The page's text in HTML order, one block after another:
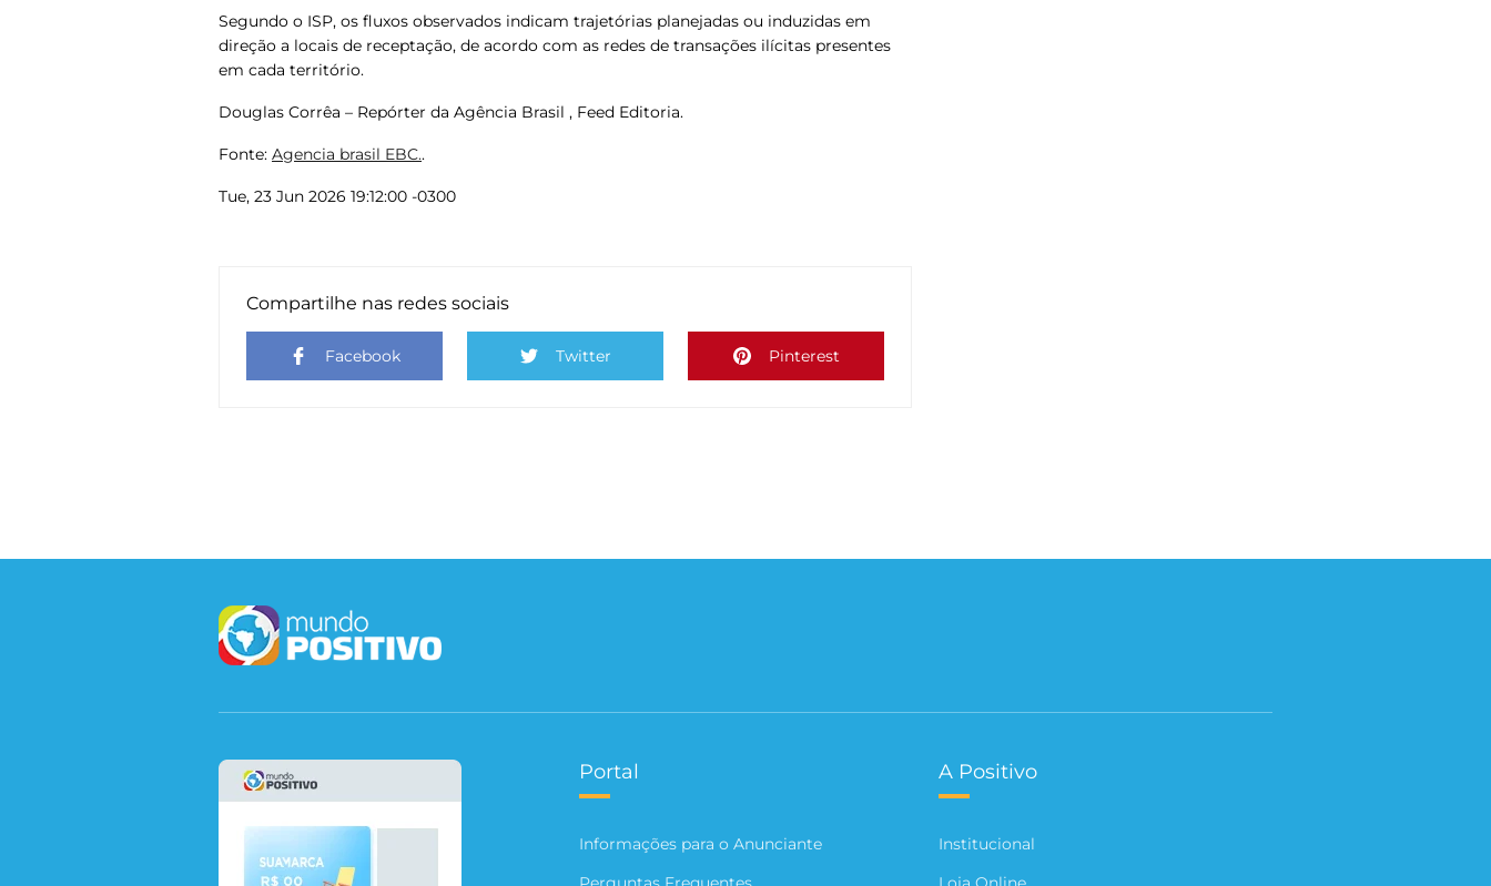
Segundo o ISP, os fluxos observados indicam trajetórias planejadas ou induzidas em
direção a locais de receptação, de acordo com as redes de transações ilícitas presentes
em cada território.
Douglas Corrêa – Repórter da Agência Brasil , Feed Editoria.
Fonte: Agencia brasil EBC..
Tue, 23 Jun 2026 19:12:00 -0300
Compartilhe nas redes sociais
Facebook Twitter Pinterest
Portal
Informações para o Anunciante
A Positivo
Institucional